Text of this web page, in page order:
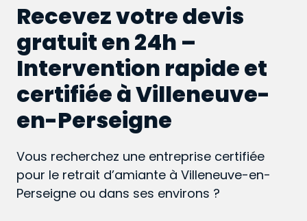
Recevez votre devis
gratuit en 24h –
Intervention rapide et
certifiée à Villeneuve-
en-Perseigne
Vous recherchez une entreprise certifiée
pour le retrait d’amiante à Villeneuve-en-
Perseigne ou dans ses environs ?